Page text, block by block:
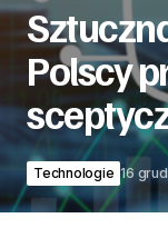
Polscy
Technologie 16